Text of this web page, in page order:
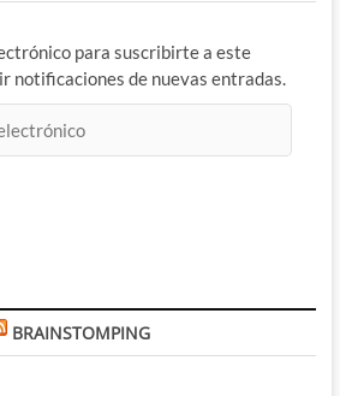
para suscribirte a este
notificaciones de nuevas entradas.
BRAINSTOMPING